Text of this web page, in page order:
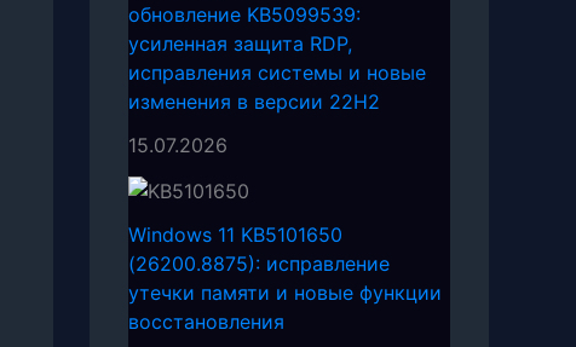
обновление KB5099539:
усиленная защита RDP,
исправления системы и новые
изменения в версии 22H2
15.07.2026
Windows 11 KB5101650
(26200.8875): исправление
утечки памяти и новые функции
восстановления